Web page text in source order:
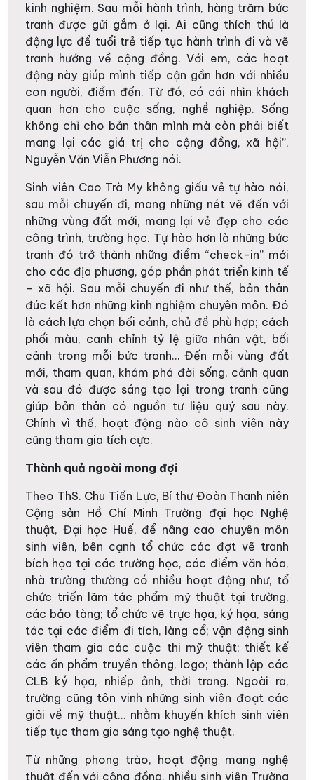
kinh nghiệm. Sau mỗi hành trình, hàng trăm bức
tranh được gửi gắm ở lại. Ai cũng thích thú là
động lực để tuổi trẻ tiếp tục hành trình đi và vẽ
tranh hướng về cộng đồng. Với em, các hoạt
động này giúp mình tiếp cận gần hơn với nhiều
con người, điểm đến. Từ đó, có cái nhìn khách
quan hơn cho cuộc sống, nghề nghiệp. Sống
không chỉ cho bản thân mình mà còn phải biết
mang lại các giá trị cho cộng đồng, xã hội”,
Nguyễn Văn Viễn Phương nói.
Sinh viên Cao Trà My không giấu vẻ tự hào nói,
sau mỗi chuyến đi, mang những nét vẽ đến với
những vùng đất mới, mang lại vẻ đẹp cho các
công trình, trường học. Tự hào hơn là những bức
tranh đó trở thành những điểm “check-in” mới
cho các địa phương, góp phần phát triển kinh tế
– xã hội. Sau mỗi chuyến đi như thế, bản thân
đúc kết hơn những kinh nghiệm chuyên môn. Đó
là cách lựa chọn bối cảnh, chủ đề phù hợp; cách
phối màu, canh chỉnh tỷ lệ giữa nhân vật, bối
cảnh trong mỗi bức tranh… Đến mỗi vùng đất
mới, tham quan, khám phá đời sống, cảnh quan
và sau đó được sáng tạo lại trong tranh cũng
giúp bản thân có nguồn tư liệu quý sau này.
Chính vì thế, hoạt động nào cô sinh viên này
cũng tham gia tích cực.
Thành quả ngoài mong đợi
Theo ThS. Chu Tiến Lực, Bí thư Đoàn Thanh niên
Cộng sản Hồ Chí Minh Trường đại học Nghệ
thuật, Đại học Huế, để nâng cao chuyên môn
sinh viên, bên cạnh tổ chức các đợt vẽ tranh
bích họa tại các trường học, các điểm văn hóa,
nhà trường thường có nhiều hoạt động như, tổ
chức triển lãm tác phẩm mỹ thuật tại trường,
các bảo tàng; tổ chức vẽ trực họa, ký họa, sáng
tác tại các điểm đi tích, làng cổ; vận động sinh
viên tham gia các cuộc thi mỹ thuật; thiết kế
các ấn phẩm truyền thông, logo; thành lập các
CLB ký họa, nhiếp ảnh, thời trang. Ngoài ra,
trường cũng tôn vinh những sinh viên đoạt các
giải về mỹ thuật… nhằm khuyến khích sinh viên
tiếp tục tham gia sáng tạo nghệ thuật.
Từ những phong trào, hoạt động mang nghệ
thuật đến với cộng đồng, nhiều sinh viên Trường